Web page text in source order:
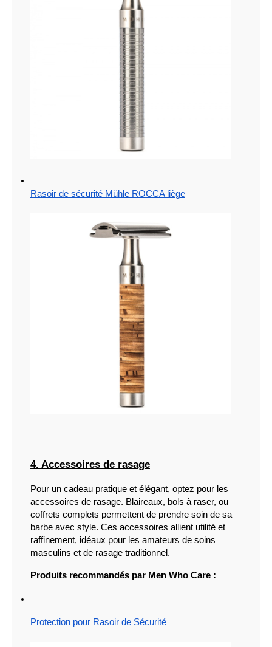
Rasoir de sécurité Mühle ROCCA liège
4. Accessoires de rasage
Pour un cadeau pratique et élégant, optez pour les
accessoires de rasage. Blaireaux, bols à raser, ou
coffrets complets permettent de prendre soin de sa
barbe avec style. Ces accessoires allient utilité et
raffinement, idéaux pour les amateurs de soins
masculins et de rasage traditionnel.
Produits recommandés par Men Who Care :
Protection pour Rasoir de Sécurité